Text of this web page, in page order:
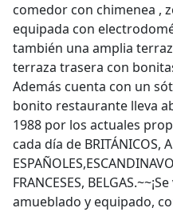
comedor con chimenea ,
equipada con
también una amplia
terraza trasera con
Además cuenta con un
bonito restaurante lleva
1988 por los actuales
cada día de BRITÁNICOS,
FRANCESES,
amueblado y equipado,